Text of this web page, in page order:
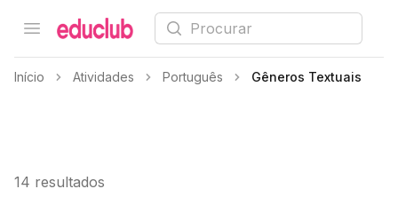
Open menu
Educlub Procurar
Início Atividades Português Gêneros Textuais
14 resultados